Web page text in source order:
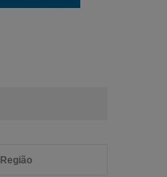
Região